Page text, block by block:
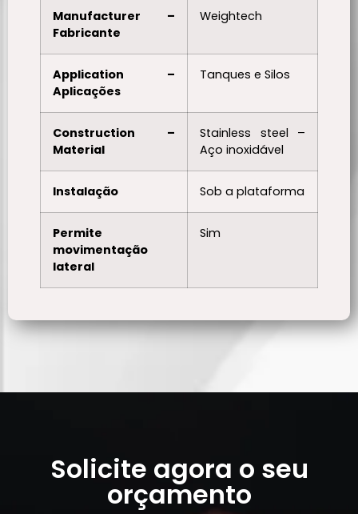
Manufacturer –
Fabricante
Weightech
Application –
Aplicações
Tanques e Silos
Construction –
Material
Stainless steel –
Aço inoxidável
Instalação Sob a plataforma
Permite
movimentação
lateral
Sim
Solicite agora o seu
orçamento